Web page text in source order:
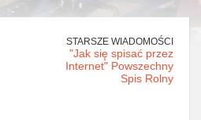
STARSZE WIADOMOŚCI
"Jak się spisać przez
Internet" Powszechny
Spis Rolny